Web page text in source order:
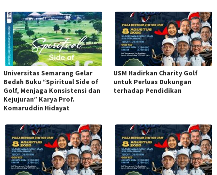
Universitas Semarang Gelar
Bedah Buku “Spiritual Side of
Golf, Menjaga Konsistensi dan
Kejujuran” Karya Prof.
Komaruddin Hidayat
USM Hadirkan Charity Golf
untuk Perluas Dukungan
terhadap Pendidikan